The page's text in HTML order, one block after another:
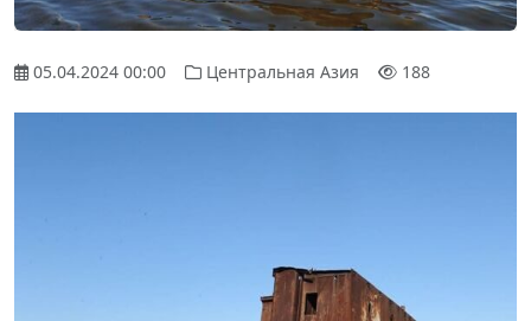
05.04.2024 00:00 Центральная Азия 188